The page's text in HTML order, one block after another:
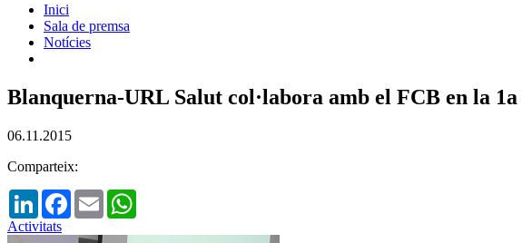
Inici
Sala de premsa
Notícies
Blanquerna-URL Salut col·labora amb el FCB en la
06.11.2015
Comparteix:
LinkedInFacebook
Email
Activitats